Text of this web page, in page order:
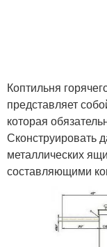
Коптильня
представляет
которая
Сконструировать
металлических
составляющими